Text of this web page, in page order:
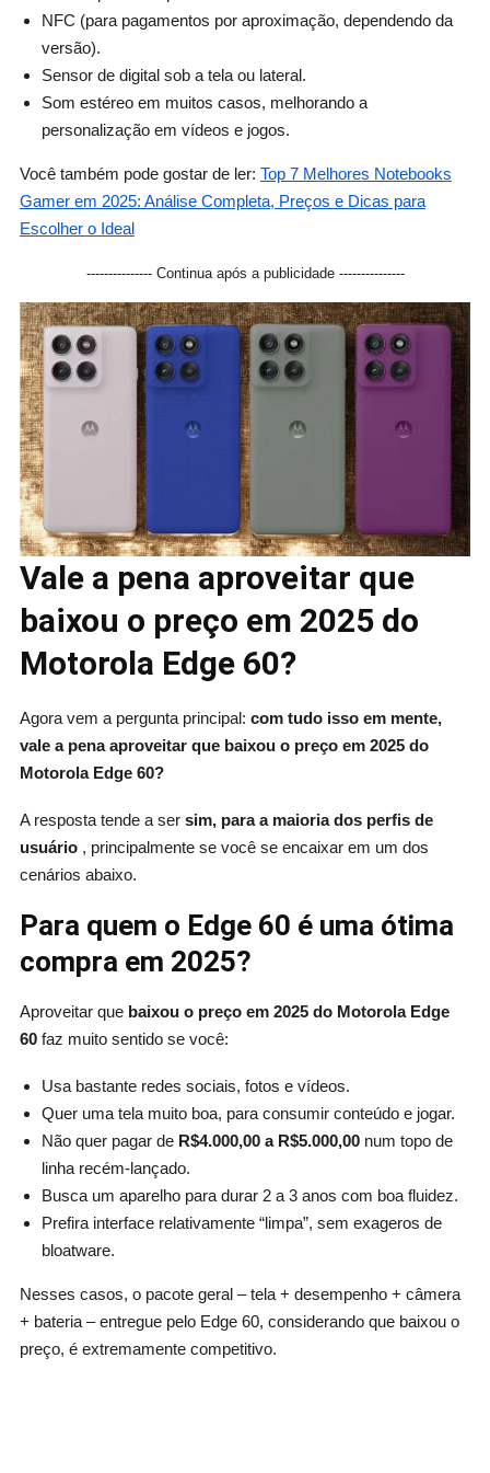
NFC (para pagamentos por aproximação, dependendo da
versão).
Sensor de digital sob a tela ou lateral.
Som estéreo em muitos casos, melhorando a
personalização em vídeos e jogos.
Você também pode gostar de ler: Top 7 Melhores Notebooks
Gamer em 2025: Análise Completa, Preços e Dicas para
Escolher o Ideal
--------------- Continua após a publicidade ---------------
Vale a pena aproveitar que
baixou o preço em 2025 do
Motorola Edge 60?
Agora vem a pergunta principal: com tudo isso em mente,
vale a pena aproveitar que baixou o preço em 2025 do
Motorola Edge 60?
A resposta tende a ser sim, para a maioria dos perfis de
usuário, principalmente se você se encaixar em um dos
cenários abaixo.
Para quem o Edge 60 é uma ótima
compra em 2025?
Aproveitar que baixou o preço em 2025 do Motorola Edge
60faz muito sentido se você:
Usa bastante redes sociais, fotos e vídeos.
Quer uma tela muito boa, para consumir conteúdo e jogar.
Não quer pagar de R$4.000,00 a R$5.000,00num topo de
linha recém-lançado.
Busca um aparelho para durar 2 a 3 anos com boa fluidez.
Prefira interface relativamente “limpa”, sem exageros de
bloatware.
Nesses casos, o pacote geral – tela + desempenho + câmera
+ bateria – entregue pelo Edge 60, considerando que baixou o
preço, é extremamente competitivo.